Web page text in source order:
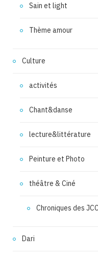
Sain et light
Thème amour
Culture
activités
Chant&danse
lecture&littérature
Peinture et Photo
théâtre & Ciné
Chroniques des JCC
Dari